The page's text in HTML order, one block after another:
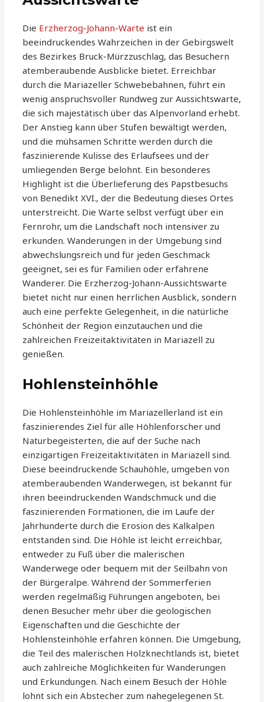
Die Erzherzog-Johann-Warte ist ein
beeindruckendes Wahrzeichen in der Gebirgswelt
des Bezirkes Bruck-Mürzzuschlag, das Besuchern
atemberaubende Ausblicke bietet. Erreichbar
durch die Mariazeller Schwebebahnen, führt ein
wenig anspruchsvoller Rundweg zur Aussichtswarte,
die sich majestätisch über das Alpenvorland erhebt.
Der Anstieg kann über Stufen bewältigt werden,
und die mühsamen Schritte werden durch die
faszinierende Kulisse des Erlaufsees und der
umliegenden Berge belohnt. Ein besonderes
Highlight ist die Überlieferung des Papstbesuchs
von Benedikt XVI., der die Bedeutung dieses Ortes
unterstreicht. Die Warte selbst verfügt über ein
Fernrohr, um die Landschaft noch intensiver zu
erkunden. Wanderungen in der Umgebung sind
abwechslungsreich und für jeden Geschmack
geeignet, sei es für Familien oder erfahrene
Wanderer. Die Erzherzog-Johann-Aussichtswarte
bietet nicht nur einen herrlichen Ausblick, sondern
auch eine perfekte Gelegenheit, in die natürliche
Schönheit der Region einzutauchen und die
zahlreichen Freizeitaktivitäten in Mariazell zu
genießen.
Hohlensteinhöhle
Die Hohlensteinhöhle im Mariazellerland ist ein
faszinierendes Ziel für alle Höhlenforscher und
Naturbegeisterten, die auf der Suche nach
einzigartigen Freizeitaktivitäten in Mariazell sind.
Diese beeindruckende Schauhöhle, umgeben von
atemberaubenden Wanderwegen, ist bekannt für
ihren beeindruckenden Wandschmuck und die
faszinierenden Formationen, die im Laufe der
Jahrhunderte durch die Erosion des Kalkalpen
entstanden sind. Die Höhle ist leicht erreichbar,
entweder zu Fuß über die malerischen
Wanderwege oder bequem mit der Seilbahn von
der Bürgeralpe. Während der Sommerferien
werden regelmäßig Führungen angeboten, bei
denen Besucher mehr über die geologischen
Eigenschaften und die Geschichte der
Hohlensteinhöhle erfahren können. Die Umgebung,
die Teil des malerischen Holzknechtlands ist, bietet
auch zahlreiche Möglichkeiten für Wanderungen
und Erkundungen. Nach einem Besuch der Höhle
lohnt sich ein Abstecher zum nahegelegenen St.